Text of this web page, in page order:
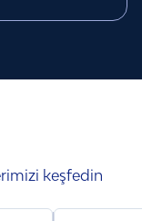
keşfedin